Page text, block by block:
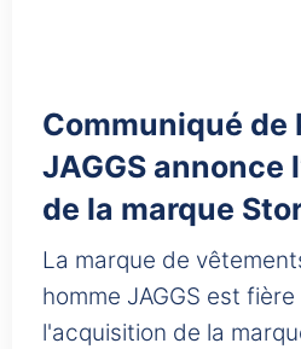
Communiqué de
JAGGS annonce
de la marque
La marque de
homme JAGGS est
l'acquisition de la